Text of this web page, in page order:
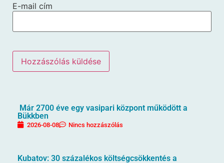
E-mail cím
Már 2700 éve egy vasipari központ működött a
Bükkben
2026-08-08 Nincs hozzászólás
Kubatov: 30 százalékos költségcsökkentés a